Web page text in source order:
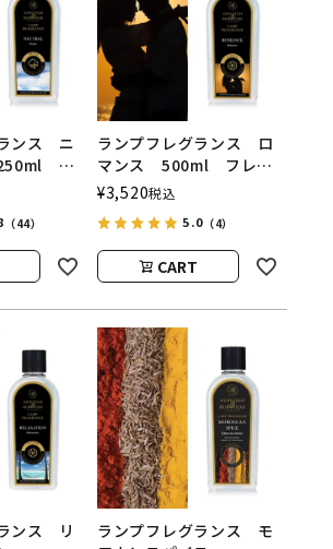
ンス ニ
フ
用オイ
ンドバー
（44）
ランプフレグランス ロ
マンス 500ml フレグ
ランスランプ用オイル
ASHLEIGH&BURWOOD
（アシュレイアンドバー
ウッド）
¥3,520税込
5.0（4）
CART
ンス リ
ランプフレグランス モ